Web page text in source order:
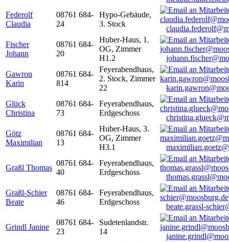
Federolf
Claudia
08761 684-
24
Hypo-Gebäude,
3. Stock
Fischer
Johann
08761 684-
20
Huber-Haus, 1.
OG, Zimmer
H1.2
Gawron
Karin
08761 684-
814
Feyerabendhaus,
2. Stock, Zimmer
22
Glück
Christina
08761 684-
73
Feyerabendhaus,
Erdgeschoss
Götz
Maximilian
08761 684-
13
Huber-Haus, 3.
OG, Zimmer
H3.1
Graßl Thomas
08761 684-
40
Feyerabendhaus,
Erdgeschoss
Graßl-Schier
Beate
08761 684-
46
Feyerabendhaus,
Erdgeschoss
beate.grassl-
Grindl Janine
08761 684-
23
Sudetenlandstr.
14